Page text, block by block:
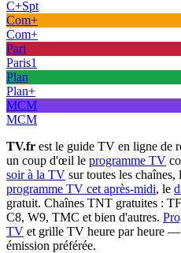
C+Spt
Com+
Com+
Pari
Paris1
Plan
Plan+
MCM
MCM
TV.fr est le guide TV en ligne de
un coup d'œil le programme TV
soir à la TV sur toutes les chaînes,
programme TV cet après-midi, le
gratuit. Chaînes TNT gratuites :
C8, W9, TMC et bien d'autres.
TV et grille TV heure par heure —
émission préférée.